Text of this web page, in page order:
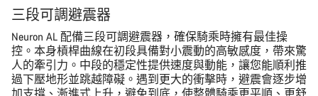
三段可調避震器
Neuron AL 配備三段可調避震器，確保騎乘時擁有最佳操
控。本身槓桿曲線在初段具備對小震動的高敏感度，帶來驚
人的牽引力。中段的穩定性提供速度與動能，讓您能順利推
過下壓地形並跳越障礙。遇到更大的衝擊時，避震會逐步增